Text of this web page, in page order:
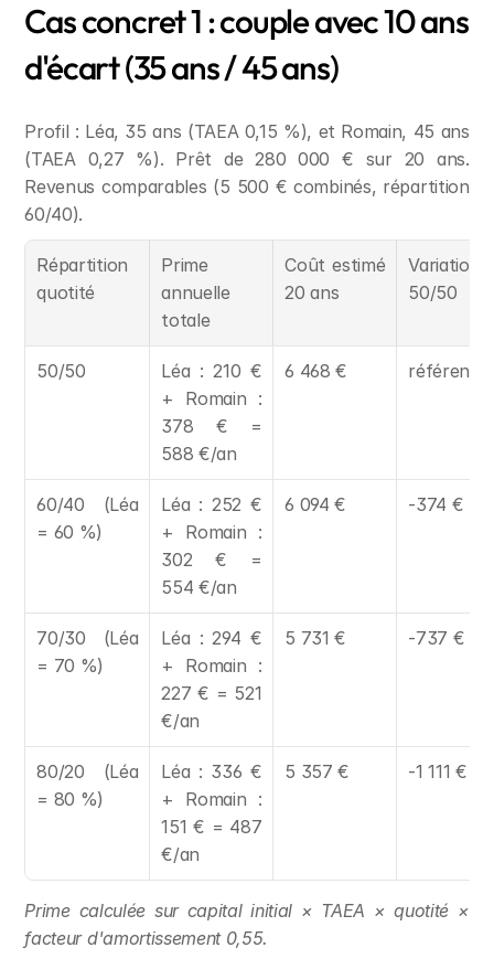
Cas concret 1 : couple avec 10 ans
d'écart (35 ans / 45 ans)
Profil : Léa, 35 ans (TAEA 0,15 %), et Romain, 45 ans
(TAEA 0,27 %). Prêt de 280 000 € sur 20 ans.
Revenus comparables (5 500 € combinés, répartition
60/40).
Répartition
quotité
Prime
annuelle
totale
Coût estimé
20 ans
Variation
50/50
50/50
Léa : 210 €
+ Romain :
378 € =
588 €/an
6 468 € référence
60/40 (Léa
= 60 %)
Léa : 252 €
+ Romain :
302 € =
554 €/an
6 094 € -374 €
70/30 (Léa
= 70 %)
Léa : 294 €
+ Romain :
227 € = 521
€/an
5 731 € -737 €
80/20 (Léa
= 80 %)
Léa : 336 €
+ Romain :
151 € = 487
€/an
5 357 € -1 111 €
Prime calculée sur capital initial × TAEA × quotité ×
facteur d'amortissement 0,55.